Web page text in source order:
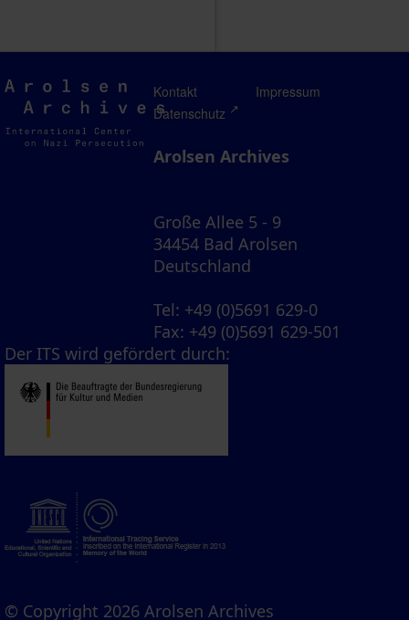
Arolsen
Archives
Kontakt
Impressum
Datenschutz
Arolsen Archives
Große Allee 5 - 9
34454 Bad Arolsen
Deutschland
Tel: +49 (0)5691 629-0
Fax: +49 (0)5691 629-501
Der ITS wird gefördert durch:
© Copyright 2026 Arolsen Archives